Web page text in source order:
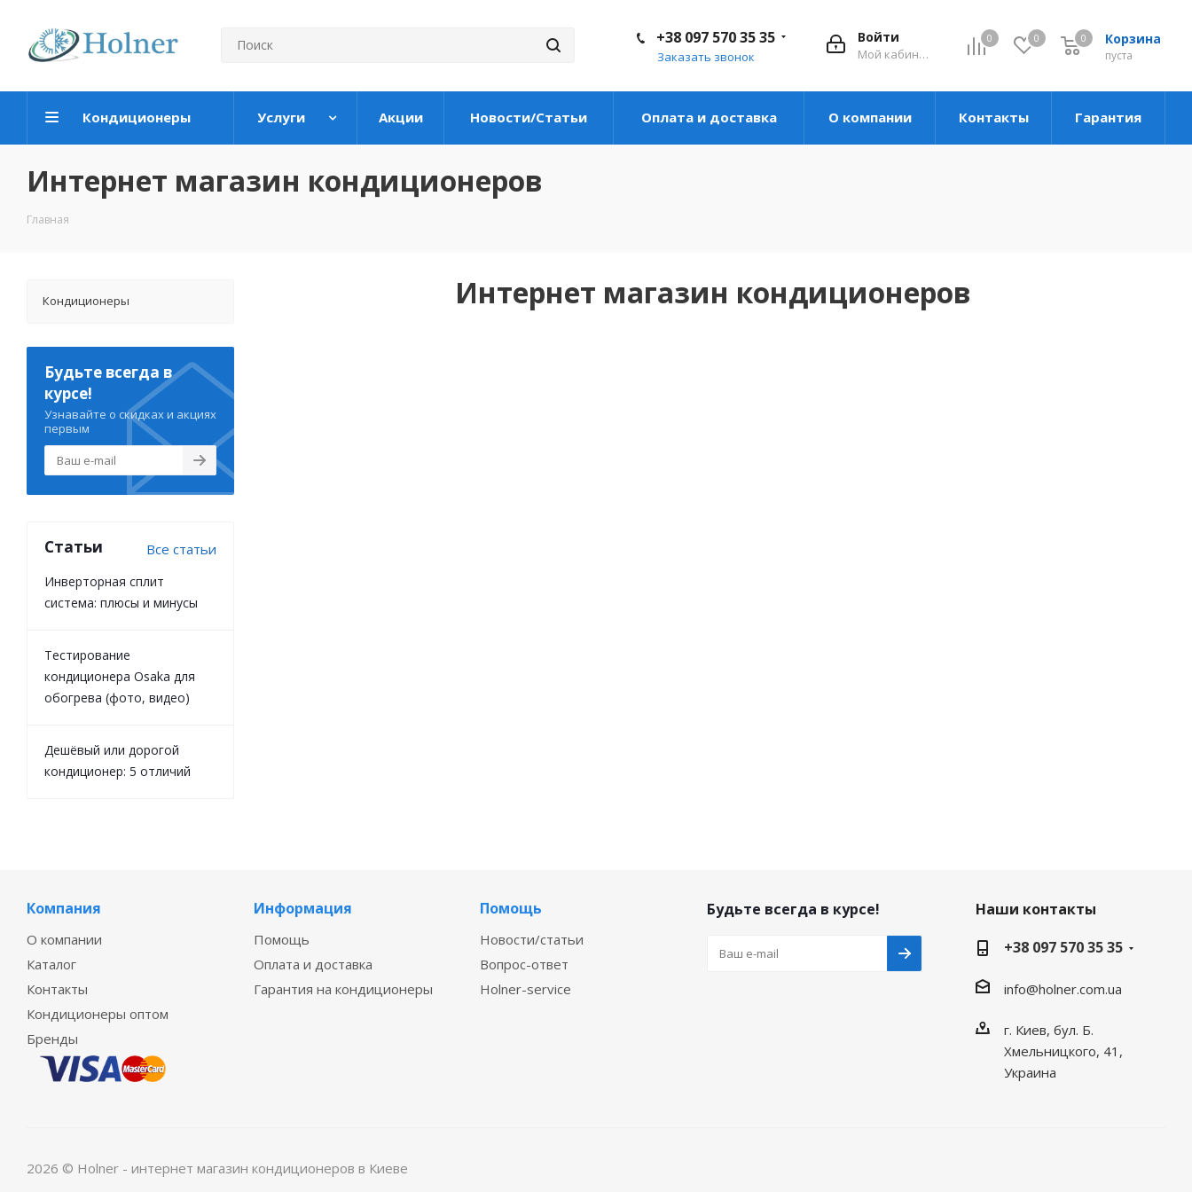
0 0 Корзина
пуста
0
Войти
Мой кабинет
+38 097 570 35 35
Заказать звонок
Кондиционеры Услуги Акции Новости/Статьи Оплата и доставка О компании Контакты Гарантия
Интернет магазин кондиционеров
Главная
Интернет магазин кондиционеров
Кондиционеры
Будьте всегда в
курсе!
Узнавайте о скидках и акциях
первым
Статьи Все статьи
Инверторная сплит
система: плюсы и минусы
Тестирование
кондиционера Osaka для
обогрева (фото, видео)
Дешёвый или дорогой
кондиционер: 5 отличий
Компания
О компании
Каталог
Контакты
Кондиционеры оптом
Бренды
Информация
Помощь
Оплата и доставка
Гарантия на кондиционеры
Помощь
Новости/статьи
Вопрос-ответ
Holner-service
Будьте всегда в курсе!
Наши контакты
+38 097 570 35 35
info@holner.com.ua
г. Киев, бул. Б.
Хмельницкого, 41,
Украина
2026 © Holner - интернет магазин кондиционеров в Киеве